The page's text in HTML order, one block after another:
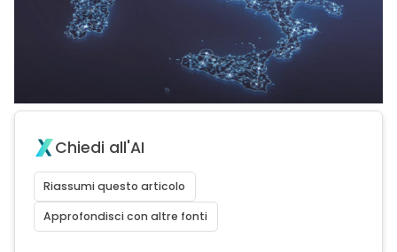
Chiedi all'AI
Riassumi questo articolo
Approfondisci con altre fonti